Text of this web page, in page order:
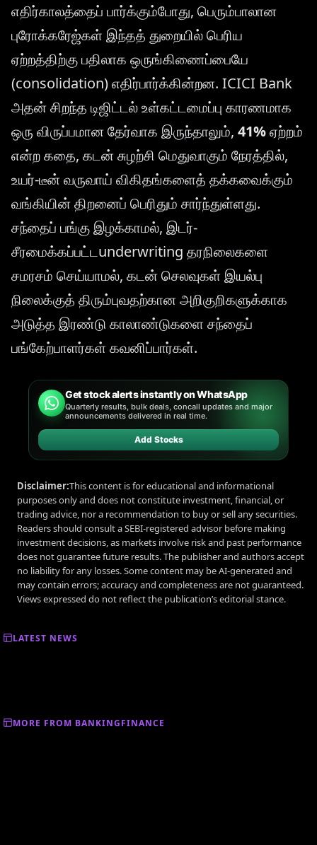
எதிர்காலத்தைப் பார்க்கும்போது, பெரும்பாலான
புரோக்கரேஜ்கள் இந்தத் துறையில் பெரிய
ஏற்றத்திற்கு பதிலாக ஒருங்கிணைப்பையே
(consolidation) எதிர்பார்க்கின்றன. ICICI Bank
அதன் சிறந்த டிஜிட்டல் உள்கட்டமைப்பு காரணமாக
ஒரு விருப்பமான தேர்வாக இருந்தாலும், 41%ஏற்றம்
என்ற கதை, கடன் சுழற்சி மெதுவாகும் நேரத்தில்,
உயர்-டீன் வருவாய் விகிதங்களைத் தக்கவைக்கும்
வங்கியின் திறனைப் பெரிதும் சார்ந்துள்ளது.
சந்தைப் பங்கு இழக்காமல், இடர்-
சீரமைக்கப்பட்டunderwriting தரநிலைகளை
சமரசம் செய்யாமல், கடன் செலவுகள் இயல்பு
நிலைக்குத் திரும்புவதற்கான அறிகுறிகளுக்காக
அடுத்த இரண்டு காலாண்டுகளை சந்தைப்
பங்கேற்பாளர்கள் கவனிப்பார்கள்.
Get stock alerts instantly on WhatsApp
Quarterly results, bulk deals, concall updates and major
announcements delivered in real time.
Add Stocks
Disclaimer:This content is for educational and informational
purposes only and does not constitute investment, financial, or
trading advice, nor a recommendation to buy or sell any securities.
Readers should consult a SEBI-registered advisor before making
investment decisions, as markets involve risk and past performance
does not guarantee future results. The publisher and authors accept
no liability for any losses. Some content may be AI-generated and
may contain errors; accuracy and completeness are not guaranteed.
Views expressed do not reflect the publication’s editorial stance.
LATEST NEWS
MORE FROM BANKINGFINANCE